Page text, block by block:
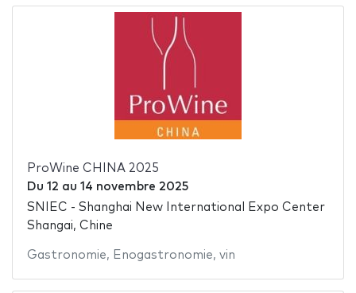
ProWine CHINA 2025
Du 12 au 14 novembre 2025
SNIEC - Shanghai New International Expo Center
Shangai, Chine
Gastronomie, Enogastronomie, vin